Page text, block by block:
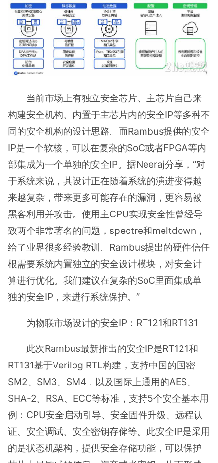
当前市场上有独立安全芯片、主芯片自己来
构建安全机构、内置于主芯片内的安全IP等多种不
同的安全机构的设计思路。而Rambus提供的安全
IP是一个软核，可以在复杂的SoC或者FPGA等内
部集成为一个单独的安全IP。据Neeraj分享，“对
于系统来说，其设计正在随着系统的演进变得越
来越复杂，带来更多可能存在的漏洞，更容易被
黑客利用并攻击。使用主CPU实现安全性曾经导
致两个非常著名的问题，spectre和meltdown，
给了业界很多经验教训。Rambus提出的硬件信任
根需要系统内置独立的安全设计模块，对安全计
算进行优化。我们建议在复杂的SoC里面集成单
独的安全IP，来进行系统保护。”
为物联市场设计的安全IP：RT121和RT131
此次Rambus最新推出的安全IP是RT121和
RT131基于Verilog RTL构建，支持中国的国密
SM2、SM3、SM4，以及国际上通用的AES、
SHA-2、RSA、ECC等标准，支持5个安全基本用
例：CPU安全启动引导、安全固件升级、远程认
证、安全调试、安全密钥存储等。此安全IP是采用
的是状态机架构，提供安全存储功能，可以保护